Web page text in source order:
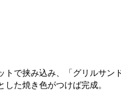
トで挟み込み、「グリルサン
した焼き色がつけば完成。